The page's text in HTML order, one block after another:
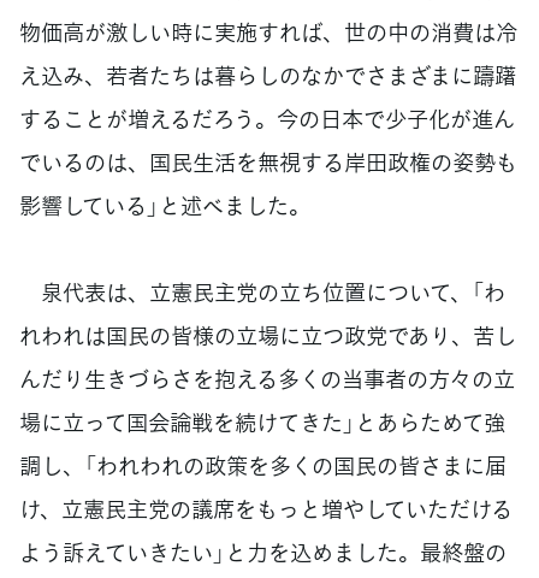
物価高が激しい時に実施すれば、世の中の消費は冷
え込み、若者たちは暮らしのなかでさまざまに躊躇
することが増えるだろう。今の日本で少子化が進ん
でいるのは、国民生活を無視する岸田政権の姿勢も
影響している」と述べました。
泉代表は、立憲民主党の立ち位置について、「わ
れわれは国民の皆様の立場に立つ政党であり、苦し
んだり生きづらさを抱える多くの当事者の方々の立
場に立って国会論戦を続けてきた」とあらためて強
調し、「われわれの政策を多くの国民の皆さまに届
け、立憲民主党の議席をもっと増やしていただける
よう訴えていきたい」と力を込めました。最終盤の